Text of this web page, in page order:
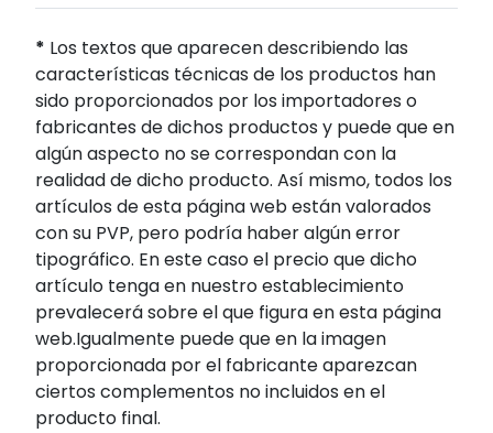
* Los textos que aparecen describiendo las
características técnicas de los productos han
sido proporcionados por los importadores o
fabricantes de dichos productos y puede que en
algún aspecto no se correspondan con la
realidad de dicho producto. Así mismo, todos los
artículos de esta página web están valorados
con su PVP, pero podría haber algún error
tipográfico. En este caso el precio que dicho
artículo tenga en nuestro establecimiento
prevalecerá sobre el que figura en esta página
web.Igualmente puede que en la imagen
proporcionada por el fabricante aparezcan
ciertos complementos no incluidos en el
producto final.